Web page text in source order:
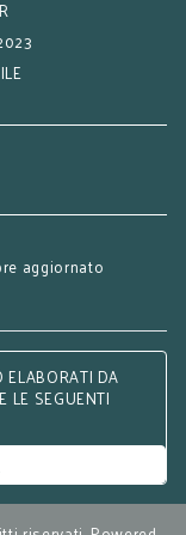
aggiornato
ELABORATI DA
LE SEGUENTI